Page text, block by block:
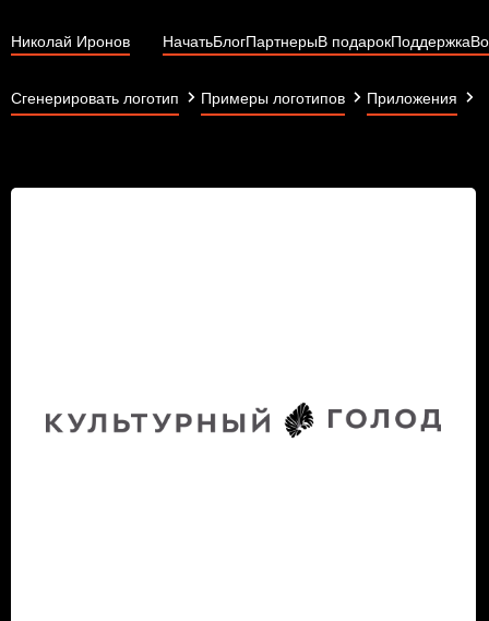
Николай Иронов НачатьБлогПартнерыВ подарокПоддержка
Сгенерировать логотип Примеры логотипов Приложения